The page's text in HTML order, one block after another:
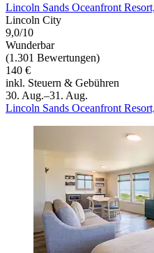
Lincoln Sands Oceanfront
Lincoln City
9,0/10
Wunderbar
(1.301 Bewertungen)
140 €
inkl. Steuern & Gebühren
30. Aug.–31. Aug.
Lincoln Sands Oceanfront